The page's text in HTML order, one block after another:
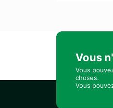
Vous
Vous
choses.
Vous